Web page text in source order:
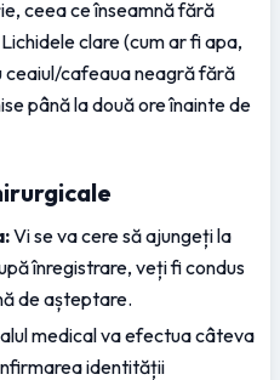
ceea ce înseamnă fără
clare (cum ar fi apa,
ceaiul/cafeaua neagră fără
până la două ore înainte de
Vi se va cere să ajungeți la
înregistrare, veți fi condus
de așteptare.
medical va efectua câteva
identității